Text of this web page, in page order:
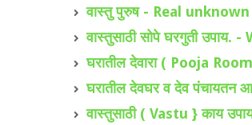
वास्तु पुरुष - Real
वास्तुसाठी सोपे घरगुती
घरातील देवारा ( Pooja
घरातील देवघर व देव
वास्तुसाठी ( Vastu } काय